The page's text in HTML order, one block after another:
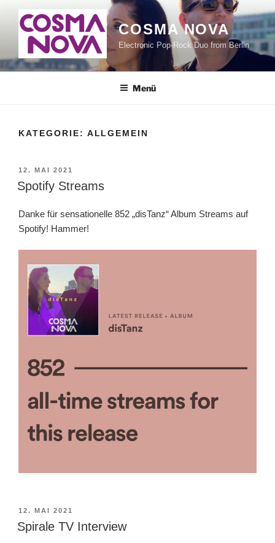
Inhalt
springen
COSMA NOVA
Electronic Pop-Rock Duo from Berlin
Menü
KATEGORIE: ALLGEMEIN
VERÖFFENTLICHT
AM
12. MAI 2021
Spotify Streams
Danke für sensationelle 852 „disTanz“ Album Streams auf
Spotify! Hammer!
VERÖFFENTLICHT
AM
12. MAI 2021
Spirale TV Interview